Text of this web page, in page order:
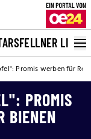
FELLNER LIVE
Promis werben für
PROMIS
BIENEN